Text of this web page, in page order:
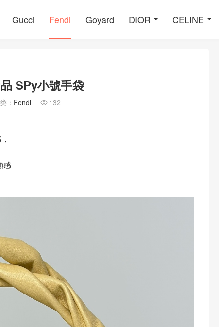
Gucci Fendi Goyard DIOR CELINE
SPy小號手袋
： Fendi  132
感